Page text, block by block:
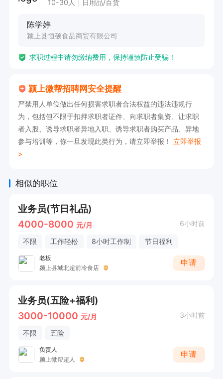
10-30人 日用品/百货
陈学婷
颍上县恒硕食品商贸有限公司
求职过程中请勿缴纳费用，保持谨慎防止受骗！
颍上微帮招聘网安全提醒
严禁用人单位做出任何损害求职者合法权益的违法违规行
为，包括但不限于扣押求职者证件、向求职者集资、让求职
者入股、诱导求职者异地入职、诱导求职者购买产品、异地
参与培训等，你一旦发现此类行为，请立即举报！ 立即举报
>
相似的职位
业务员(节日礼品)
4000-8000 元/月 6小时前
不限 工作轻松 8小时工作制 节日福利
老板
颍上县城北超前冷食店
申请
业务员(五险+福利)
3000-10000 元/月 3小时前
不限 五险
负责人
颍上微帮超人
申请